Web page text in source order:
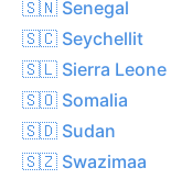
🇸🇳 Senegal
🇸🇨 Seychellit
🇸🇱 Sierra Leone
🇸🇴 Somalia
🇸🇩 Sudan
🇸🇿 Swazimaa